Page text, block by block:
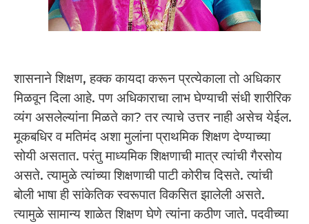
शासनाने शिक्षण, हक्क कायदा करून प्रत्येकाला तो अधिकार
मिळवून दिला आहे. पण अधिकाराचा लाभ घेण्याची संधी शारीरिक
व्यंग असलेल्यांना मिळते का? तर त्याचे उत्तर नाही असेच येईल.
मूकबधिर व मतिमंद अशा मुलांना प्राथमिक शिक्षण देण्याच्या
सोयी असतात. परंतु माध्यमिक शिक्षणाची मात्र त्यांची गैरसोय
असते. त्यामुळे त्यांच्या शिक्षणाची पाटी कोरीच दिसते. त्यांची
बोली भाषा ही सांकेतिक स्वरूपात विकसित झालेली असते.
त्यामुळे सामान्य शाळेत शिक्षण घेणे त्यांना कठीण जाते. पदवीच्या